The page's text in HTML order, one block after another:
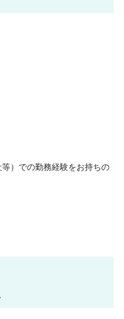
）での勤務経験をお持ちの